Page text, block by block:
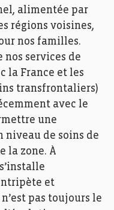
alimentée par
régions voisines,
nos familles.
services de
la France et les
transfrontaliers)
avec le
une
de soins de
la zone. À
et
pas toujours le